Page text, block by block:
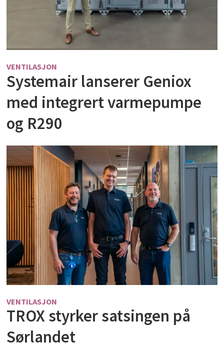
VENTILASJON
Systemair lanserer Geniox
med integrert varmepumpe
og R290
VENTILASJON
TROX styrker satsingen på
Sørlandet